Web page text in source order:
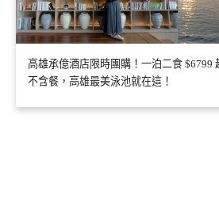
高雄承億酒店限時團購！一泊二食 $6799
不含餐，高雄最美泳池就在這！